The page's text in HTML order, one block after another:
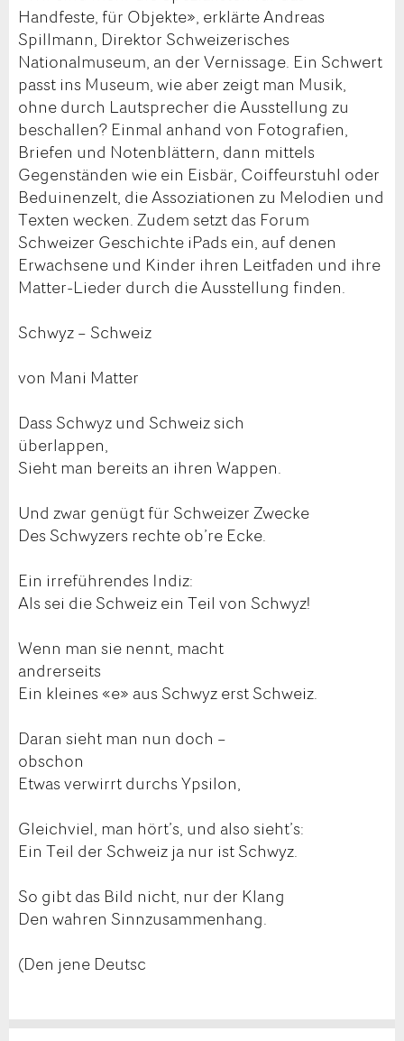
Handfeste, für Objekte», erklärte Andreas
Spillmann, Direktor Schweizerisches
Nationalmuseum, an der Vernissage. Ein Schwert
passt ins Museum, wie aber zeigt man Musik,
ohne durch Lautsprecher die Ausstellung zu
beschallen? Einmal anhand von Fotografien,
Briefen und Notenblättern, dann mittels
Gegenständen wie ein Eisbär, Coiffeurstuhl oder
Beduinenzelt, die Assoziationen zu Melodien und
Texten wecken. Zudem setzt das Forum
Schweizer Geschichte iPads ein, auf denen
Erwachsene und Kinder ihren Leitfaden und ihre
Matter-Lieder durch die Ausstellung finden.
Schwyz – Schweiz
von Mani Matter
Dass Schwyz und Schweiz sich
überlappen,
Sieht man bereits an ihren Wappen.
Und zwar genügt für Schweizer Zwecke
Des Schwyzers rechte ob’re Ecke.
Ein irreführendes Indiz:
Als sei die Schweiz ein Teil von Schwyz!
Wenn man sie nennt, macht
andrerseits
Ein kleines «e» aus Schwyz erst Schweiz.
Daran sieht man nun doch –
obschon
Etwas verwirrt durchs Ypsilon,
Gleichviel, man hört’s, und also sieht’s:
Ein Teil der Schweiz ja nur ist Schwyz.
So gibt das Bild nicht, nur der Klang
Den wahren Sinnzusammenhang.
(Den jene Deutsc